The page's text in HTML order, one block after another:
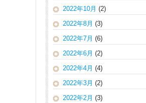
2022年10月 (2)
2022年8月 (3)
2022年7月 (6)
2022年6月 (2)
2022年4月 (4)
2022年3月 (2)
2022年2月 (3)